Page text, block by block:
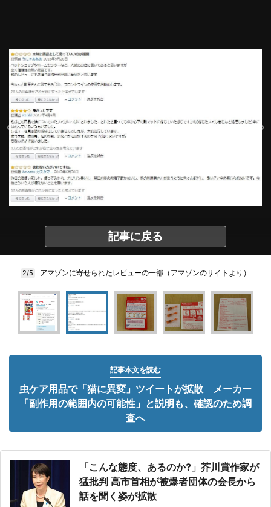
記事に戻る
2/5 アマゾンに寄せられたレビューの一部（アマゾンのサイトより）
記事本文を読む
虫ケア用品で「猫に異変」ツイートが拡散 メーカー
「副作用の範囲内の可能性」と説明も、確認のため調
査へ
「こんな態度、あるのか?」芥川賞作家が
猛批判 高市首相が被爆者団体の会長から
話を聞く姿が拡散